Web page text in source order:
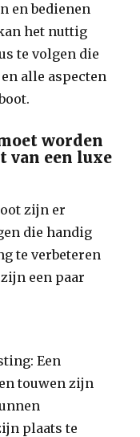
en bedienen
het nuttig
te volgen die
alle aspecten
worden
van een luxe
zijn er
die handig
te verbeteren
een paar
Een
touwen zijn
plaats te